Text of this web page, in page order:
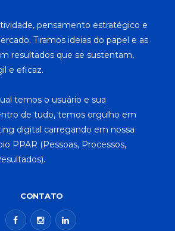
pensamento estratégico e
Tiramos ideias do papel e as
resultados que se sustentam,
e eficaz.
temos o usuário e sua
de tudo, temos orgulho em
digital carregando em nossa
PPAR (Pessoas, Processos,
CONTATO